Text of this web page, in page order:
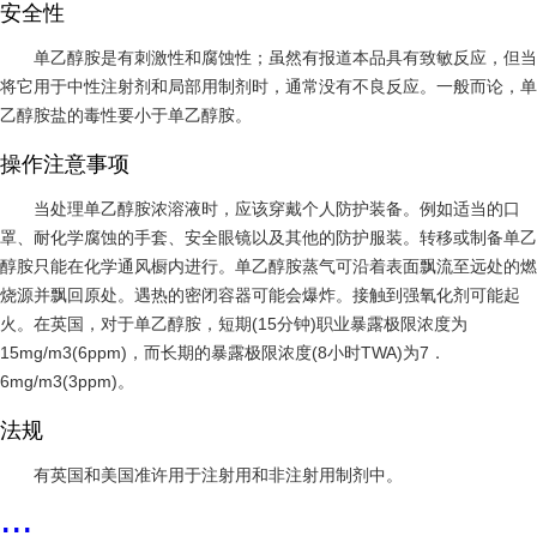
安全性
单乙醇胺是有刺激性和腐蚀性；虽然有报道本品具有致敏反应，但当
将它用于中性注射剂和局部用制剂时，通常没有不良反应。一般而论，单
乙醇胺盐的毒性要小于单乙醇胺。
操作注意事项
当处理单乙醇胺浓溶液时，应该穿戴个人防护装备。例如适当的口
罩、耐化学腐蚀的手套、安全眼镜以及其他的防护服装。转移或制备单乙
醇胺只能在化学通风橱内进行。单乙醇胺蒸气可沿着表面飘流至远处的燃
烧源并飘回原处。遇热的密闭容器可能会爆炸。接触到强氧化剂可能起
火。在英国，对于单乙醇胺，短期(15分钟)职业暴露极限浓度为
15mg/m3(6ppm)，而长期的暴露极限浓度(8小时TWA)为7．
6mg/m3(3ppm)。
法规
有英国和美国准许用于注射用和非注射用制剂中。
...